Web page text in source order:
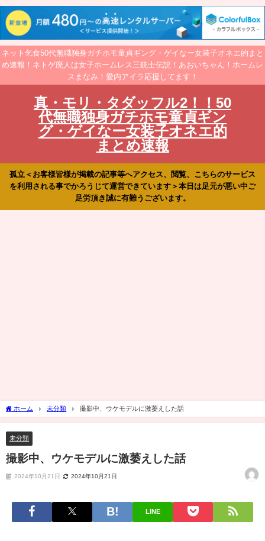
ネット乞食50代無職独身ガチホモ童貞ギング・ゲイなー女装子オネエ的まと
め速報！ネトゲ廃人は女子ホームレス三銃士伝説！あおいちゃん！ホームレ
スまなみ！愛内アイラ応援してます！
真・モリ・タダッフル2！！50
代無職独身ガチホモ童貞ギン
グ・ゲイなー女装子オネエ的
まとめ速報
孤立＜お客様皆様が掲載の記事等へアクセス、閲覧、こちらのサービス
を利用される事でかろうじて運営できています＞本日は足元が悪い中ご
足労頂き誠に有難うございます。
ホーム 未分類 撮影中、ウケモデルに激萎えした話
未分類
撮影中、ウケモデルに激萎えした話
2024年10月21日 2024年10月21日
LINE